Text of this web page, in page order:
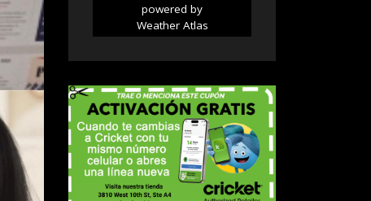
powered by
Weather Atlas